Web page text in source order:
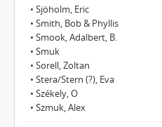
• Sjöholm, Eric
• Smith, Bob & Phyllis
• Smook, Adalbert, B.
• Smuk
• Sorell, Zoltan
• Stera/Stern (?), Eva
• Székely, O
• Szmuk, Alex